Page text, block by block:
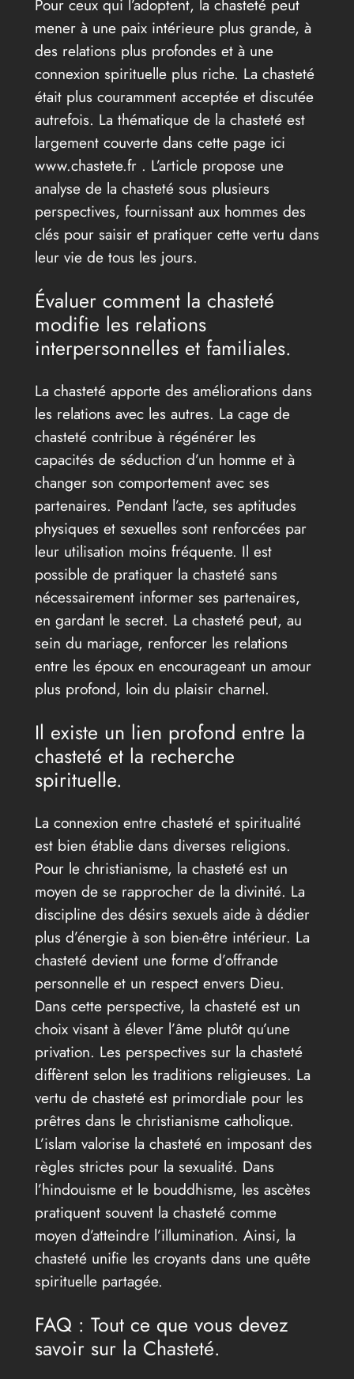
Pour ceux qui l’adoptent, la chasteté peut
mener à une paix intérieure plus grande, à
des relations plus profondes et à une
connexion spirituelle plus riche. La chasteté
était plus couramment acceptée et discutée
autrefois. La thématique de la chasteté est
largement couverte dans cette page ici
www.chastete.fr . L’article propose une
analyse de la chasteté sous plusieurs
perspectives, fournissant aux hommes des
clés pour saisir et pratiquer cette vertu dans
leur vie de tous les jours.
Évaluer comment la chasteté
modifie les relations
interpersonnelles et familiales.
La chasteté apporte des améliorations dans
les relations avec les autres. La cage de
chasteté contribue à régénérer les
capacités de séduction d’un homme et à
changer son comportement avec ses
partenaires. Pendant l’acte, ses aptitudes
physiques et sexuelles sont renforcées par
leur utilisation moins fréquente. Il est
possible de pratiquer la chasteté sans
nécessairement informer ses partenaires,
en gardant le secret. La chasteté peut, au
sein du mariage, renforcer les relations
entre les époux en encourageant un amour
plus profond, loin du plaisir charnel.
Il existe un lien profond entre la
chasteté et la recherche
spirituelle.
La connexion entre chasteté et spiritualité
est bien établie dans diverses religions.
Pour le christianisme, la chasteté est un
moyen de se rapprocher de la divinité. La
discipline des désirs sexuels aide à dédier
plus d’énergie à son bien-être intérieur. La
chasteté devient une forme d’offrande
personnelle et un respect envers Dieu.
Dans cette perspective, la chasteté est un
choix visant à élever l’âme plutôt qu’une
privation. Les perspectives sur la chasteté
diffèrent selon les traditions religieuses. La
vertu de chasteté est primordiale pour les
prêtres dans le christianisme catholique.
L’islam valorise la chasteté en imposant des
règles strictes pour la sexualité. Dans
l’hindouisme et le bouddhisme, les ascètes
pratiquent souvent la chasteté comme
moyen d’atteindre l’illumination. Ainsi, la
chasteté unifie les croyants dans une quête
spirituelle partagée.
FAQ : Tout ce que vous devez
savoir sur la Chasteté.